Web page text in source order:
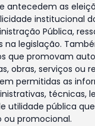
antecedem as
institucional
Pública,
na legislação.
que promovam
obras, serviços ou
permitidas as
técnicas,
utilidade pública
promocional.